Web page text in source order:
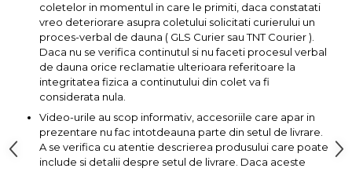
(combustibil)
Presa Hidraulica Tinichigerie
& Suruburi
Extractor Rulmenti
Cabluri
coletelor in momentul in care le primiti, daca constatati
vreo deteriorare asupra coletului solicitati curierului un
proces-verbal de dauna ( GLS Curier sau TNT Courier ).
Daca nu se verifica continutul si nu faceti procesul verbal
de dauna orice reclamatie ulterioara referitoare la
integritatea fizica a continutului din colet va fi
considerata nula.
Video-urile au scop informativ, accesoriile care apar in
prezentare nu fac intotdeauna parte din setul de livrare.
A se verifica cu atentie descrierea produsului care poate
include si detalii despre setul de livrare. Daca aceste